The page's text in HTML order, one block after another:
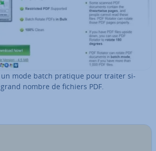
un mode batch pratique pour traiter si­
nombre de fichiers PDF.